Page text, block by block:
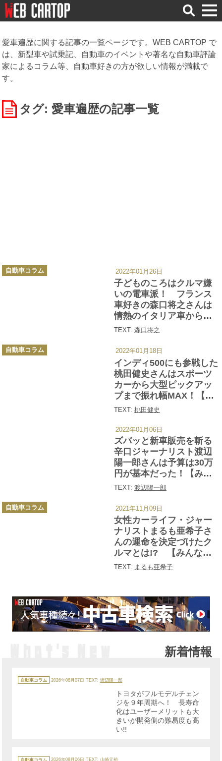
検
索
愛車遍歴に関する記事の一覧ページです。WEB CARTOP で
は、新型車や試乗記、自動車のイベントや著名な自動車評論
家によるコラム等、自動車好きの方が欲しい情報が満載で
す。
タグ: 愛車遍歴の記事一覧
子どものころはクルマ嫌
いの電車派！ フランス
車好きの森口将之さんは
情熱のイタリア車からス
タートした【みんなの愛
TEXT: 森口将之
カ
テ
自動車コラム 2022年01月26日
インディ500にも参戦した
桃田健史さんはスポーツ
カーから大型ピックアッ
プまで振れ幅MAX！【み
んなの愛車遍歴 Vol.４】
TEXT: 桃田健史
カ
テ
自動車コラム 2022年01月18日
ズバッと新車販売を斬る
辛口ジャーナリスト渡辺
陽一郎さんは予算は30万
円が基本だった！【みん
なの愛車遍歴 Vol.３】
TEXT: 渡辺陽一郎
2022年01月06日
女性カーライフ・ジャー
ナリストまるも亜希子さ
んの運命を決定づけたク
ルマとは!? 【みんなの
愛車遍歴 Vol.１】
TEXT: まるも亜希子
カ
テ
自動車コラム 2021年11月09日
新着情報
テ
ゴ
自動車コラム 2026年08月07日 TEXT: 渡辺陽一郎
トヨタがフルモデルチェン
ジを９年周期へ！ 長寿命
化はユーザーメリットも大
きいが開発側の難易度も高
い!!
テ自動車コラム 2026年08月06日 TEXT: 山崎元裕